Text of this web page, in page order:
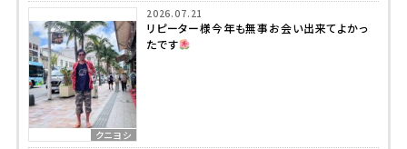
クニヨシ
2026.07.21
リピーター様今年も無事お会い出来てよかっ
たです